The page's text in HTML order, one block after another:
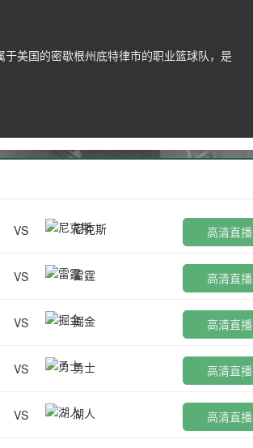
美国的密歇根州底特律市的职业篮球队，是
VS 尼克斯 高清直播
VS 雷霆 高清直播
VS 掘金 高清直播
VS 勇士 高清直播
VS 湖人 高清直播